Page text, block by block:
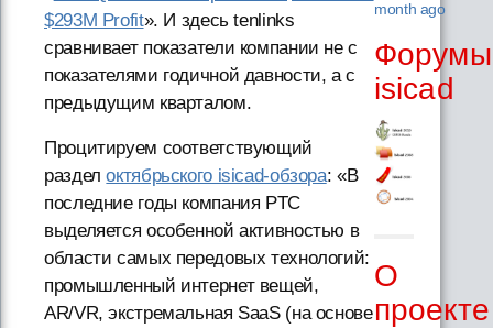
$293M Profit». И здесь tenlinks
сравнивает показатели компании не с
показателями годичной давности, а с
предыдущим кварталом.
Процитируем соответствующий
разделоктябрьского isicad-обзора: «В
последние годы компания PTC
выделяется особенной активностью в
области самых передовых технологий:
промышленный интернет вещей,
AR/VR, экстремальная SaaS (на основе
month ago
Форумы
isicad
О
проекте